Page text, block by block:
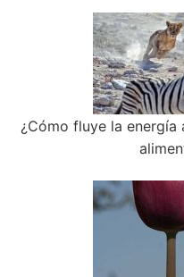
¿Cómo fluye la energía